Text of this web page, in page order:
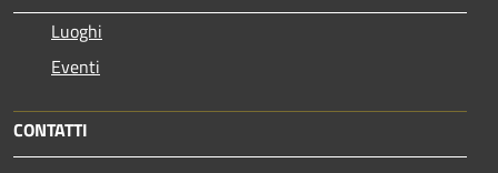
Luoghi
Eventi
CONTATTI